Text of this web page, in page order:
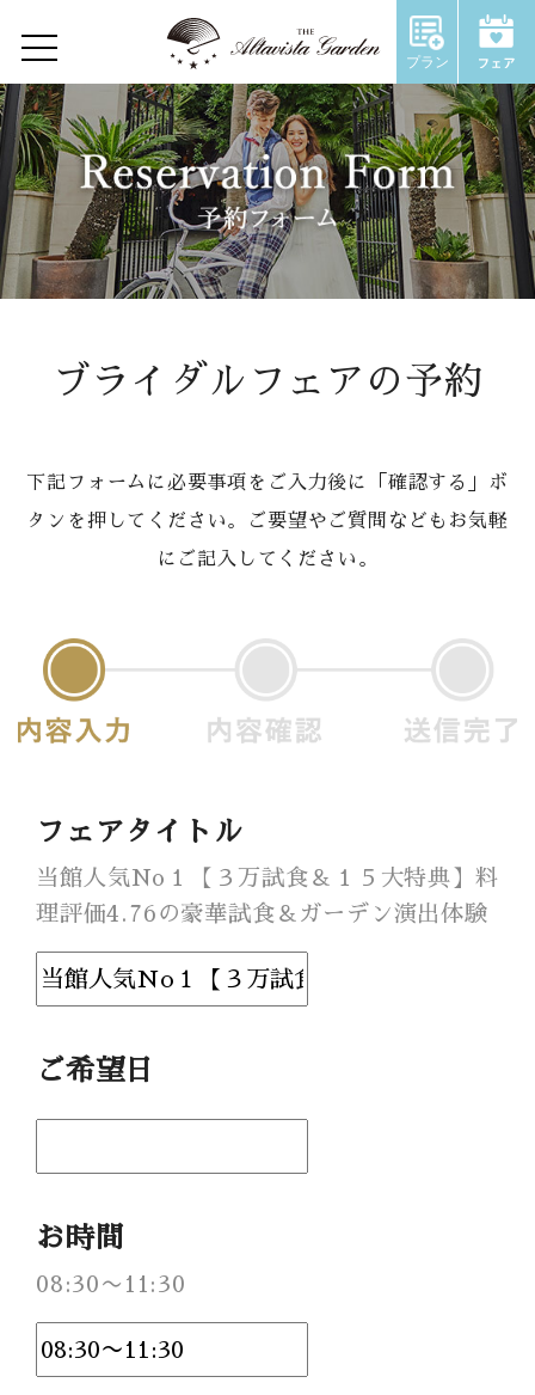
プラン
Home
Concept
Restaurant
Wedding
ウェディングトップ
Chapel
Food
Movie
Best Rate
よくある質問
Party
ギャラリー
ブライダルフェアの予約
下記フォームに必要事項をご入力後に「確認する」ボ
タンを押してください。ご要望やご質問などもお気軽
にご記入してください。
フェアタイトル
当館人気No１【３万試食＆１５大特典】料
理評価4.76の豪華試食＆ガーデン演出体験
ご希望日
お時間
08:30〜11:30